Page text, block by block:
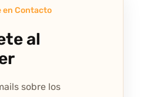
en Contacto
al
sobre los